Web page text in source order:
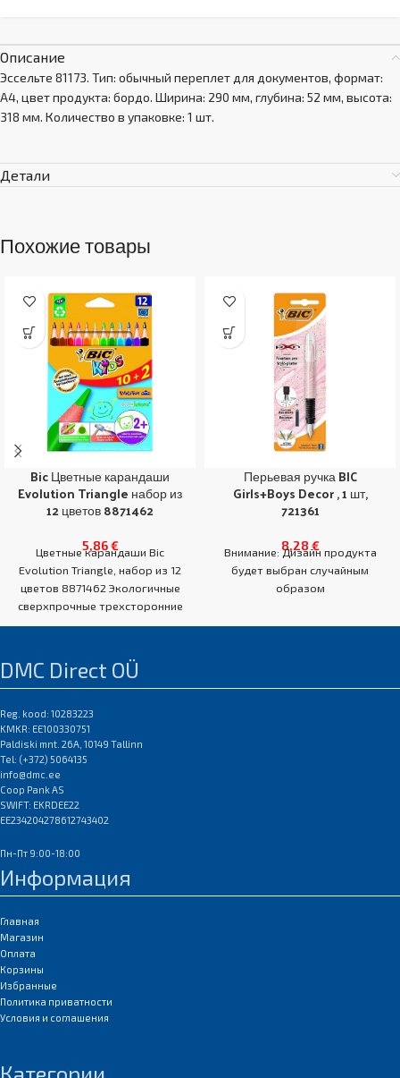
Описание
Эссельте 81173. Тип: обычный переплет для документов, формат:
A4, цвет продукта: бордо. Ширина: 290 мм, глубина: 52 мм, высота:
318 мм. Количество в упаковке: 1 шт.
Детали
Похожие товары
Bic Цветные карандаши
Evolution Triangle набор из
12 цветов 8871462
5,86€
Цветные карандаши Bic
Evolution Triangle, набор из 12
цветов 8871462 Экологичные
сверхпрочные трехсторонние
цветные карандаши,
Перьевая ручка BIC
Girls+Boys Decor , 1 шт,
721361
8,28 €
Внимание: Дизайн продукта
будет выбран случайным
образом
DMC Direct OÜ
Reg. kood: 10283223
KMKR: EE100330751
Paldiski mnt. 26A, 10149 Tallinn
Tel: (+372) 5064135
info@dmc.ee
Coop Pank AS
SWIFT: EKRDEE22
EE234204278612743402
Пн-Пт 9:00-18:00
Информация
Главная
Магазин
Оплата
Корзины
Избранные
Политика приватности
Условия и соглашения
Категории